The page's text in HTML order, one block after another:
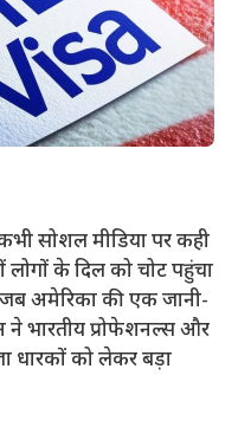
सोशल मीडिया पर कही
के दिल को चोट पहुंचा
अमेरिका की एक जानी-
ने भारतीय प्रोफेशनल्स और
धारकों को लेकर बड़ा